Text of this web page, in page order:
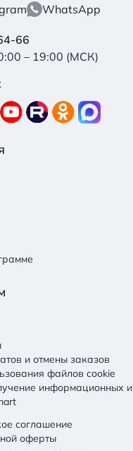
WhatsApp
66
– 19:00 (МСК)
и отмены заказов
файлов cookie
информационных
соглашение
оферты